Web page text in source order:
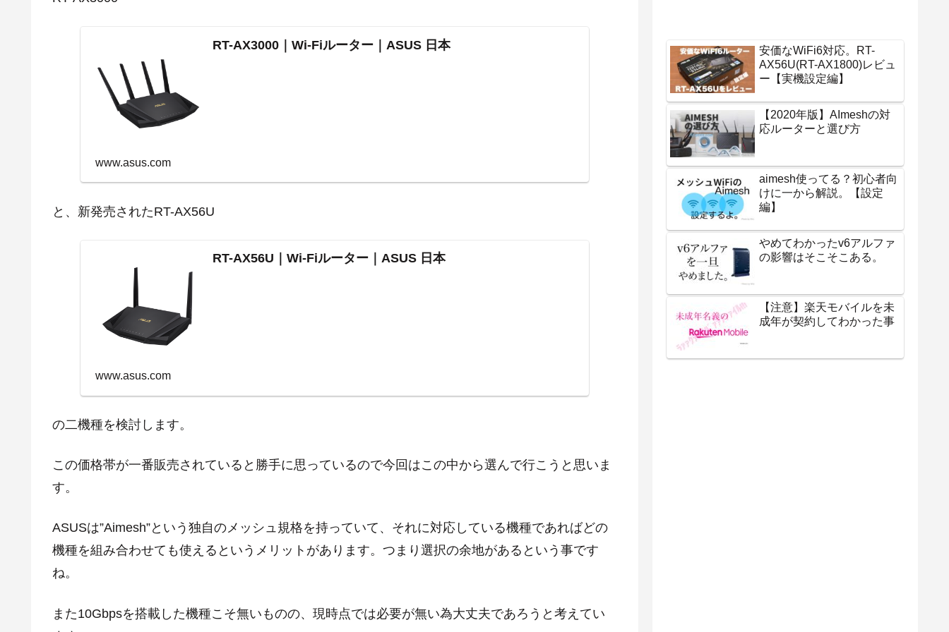
RT-AX3000｜Wi-Fiルーター｜ASUS 日本
www.asus.com
と、新発売されたRT-AX56U
RT-AX56U｜Wi-Fiルーター｜ASUS 日本
www.asus.com
の二機種を検討します。
この価格帯が一番販売されていると勝手に思っているので今回はこの中から選んで行こうと思いま
す。
ASUSは”Aimesh”という独自のメッシュ規格を持っていて、それに対応している機種であればどの
機種を組み合わせても使えるというメリットがあります。つまり選択の余地があるという事です
ね。
また10Gbpsを搭載した機種こそ無いものの、現時点では必要が無い為大丈夫であろうと考えてい
安価なWiFi6対応。RT-
AX56U(RT-AX1800)レビュ
ー【実機設定編】
【2020年版】AImeshの対
応ルーターと選び方
aimesh使ってる？初心者向
けに一から解説。【設定
編】
やめてわかったv6アルファ
の影響はそこそこある。
【注意】楽天モバイルを未
成年が契約してわかった事